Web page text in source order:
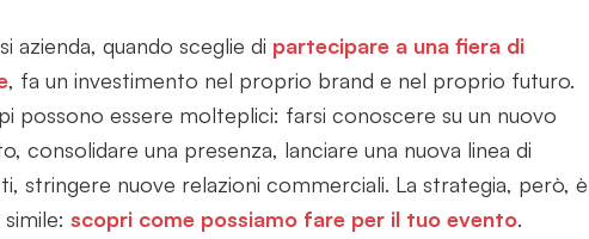
azienda, quando sceglie di partecipare a una fiera di
, fa un investimento nel proprio brand e nel proprio futuro.
possono essere molteplici: farsi conoscere su un nuovo
consolidare una presenza, lanciare una nuova linea di
stringere nuove relazioni commerciali. La strategia, però, è
scopri come possiamo fare per il tuo evento.